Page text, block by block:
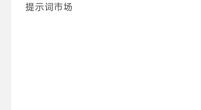
提示词市场